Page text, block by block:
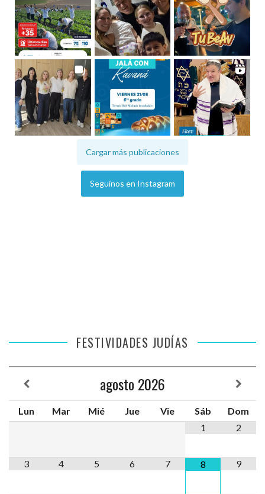
Cargar más publicaciones
Seguinos en Instagram
FESTIVIDADES JUDÍAS
agosto 2026
Lun Mar Mié Jue Vie Sáb
Dom
1
2
3 4 5 6 7 8 9